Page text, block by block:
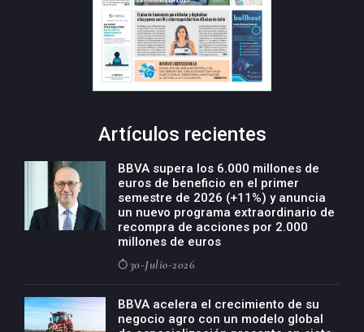
Artículos recientes
BBVA supera los 6.000 millones de
euros de beneficio en el primer
semestre de 2026 (+11%) y anuncia
un nuevo programa extraordinario de
recompra de acciones por 2.000
millones de euros
30-Julio-2026
BBVA acelera el crecimiento de su
negocio agro con un modelo global